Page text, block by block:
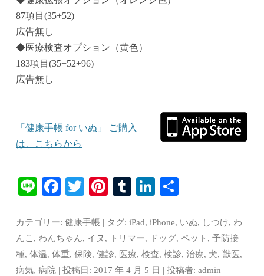
87項目(35+52)
広告無し
◆医療検査オプション（黄色）
183項目(35+52+96)
広告無し
「健康手帳 for いぬ」 ご購入
は、こちらから
Li
Fa
bo
ok
T
tte
r
Pi
er
es
t
T
m
bl
r
Li
ed
In
カテゴリー:健康手帳 | タグ:iPad,iPhone, いぬ, しつけ,わ
んこ ,わんちゃん, イヌ , トリマー, ドッグ,ペット ,予防接
種,体温,体重,保険,健診, 医療,検査,検診,治療, 犬,獣医,
病気,病院 | 投稿日:2017 年 4 月 5 日 |投稿者:admin